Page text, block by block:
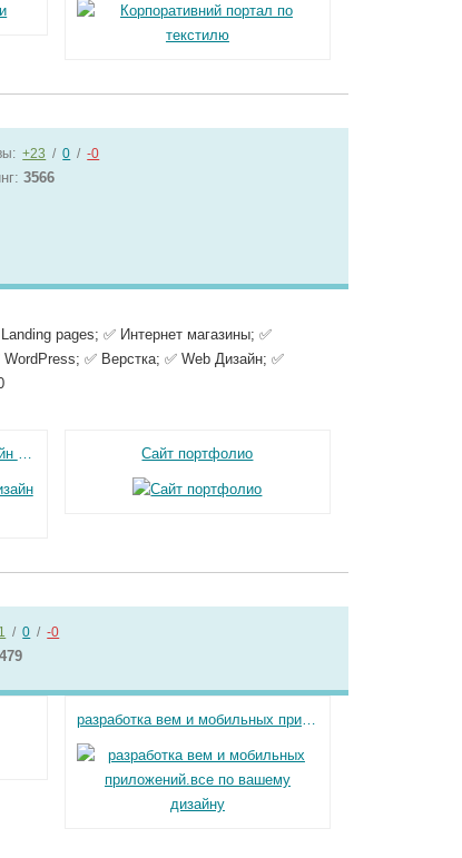
+23 / 0 / -0
3566
pages; ✅ Интернет магазины; ✅
✅ Верстка; ✅ Web Дизайн; ✅
Сайт портфолио
/ 0 / -0
разработка вем и мобильных приложений.все по вашему дизайну